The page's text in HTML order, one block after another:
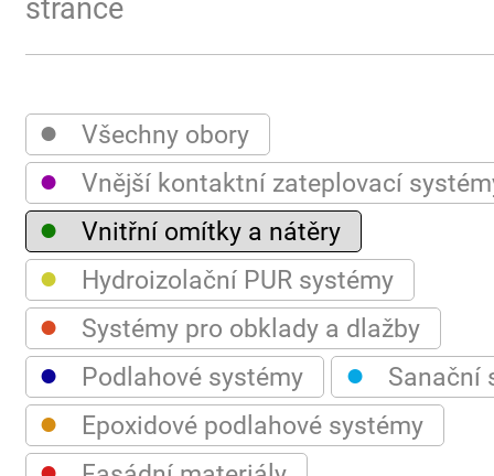
stránce
● Všechny obory
● Vnější kontaktní zateplovací
● Vnitřní omítky a nátěry
● Hydroizolační PUR systémy
● Systémy pro obklady a dlažby
● Podlahové systémy ● Sanační
● Epoxidové podlahové systémy